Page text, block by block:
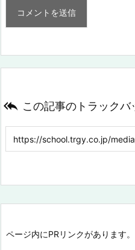
 この記事のトラックバ
ページ内にPRリンクがあります。